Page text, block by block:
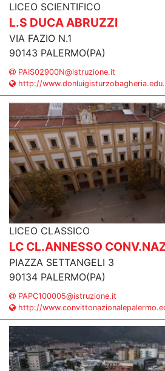
LICEO SCIENTIFICO
L.S DUCA ABRUZZI
VIA FAZIO N.1
90143 PALERMO(PA)
PAIS02900N@istruzione.it
http://
LICEO CLASSICO
LC CL.ANNESSO
PIAZZA SETTANGELI 3
90134 PALERMO(PA)
PAPC100005@istruzione.it
http://